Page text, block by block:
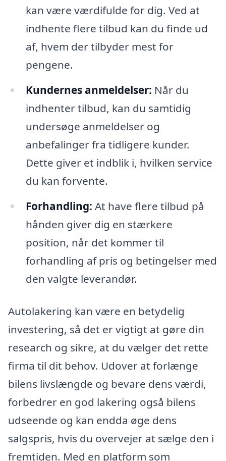
kan være værdifulde for dig. Ved at
indhente flere tilbud kan du finde ud
af, hvem der tilbyder mest for
pengene.
Kundernes anmeldelser: Når du
indhenter tilbud, kan du samtidig
undersøge anmeldelser og
anbefalinger fra tidligere kunder.
Dette giver et indblik i, hvilken service
du kan forvente.
Forhandling: At have flere tilbud på
hånden giver dig en stærkere
position, når det kommer til
forhandling af pris og betingelser med
den valgte leverandør.
Autolakering kan være en betydelig
investering, så det er vigtigt at gøre din
research og sikre, at du vælger det rette
firma til dit behov. Udover at forlænge
bilens livslængde og bevare dens værdi,
forbedrer en god lakering også bilens
udseende og kan endda øge dens
salgspris, hvis du overvejer at sælge den i
fremtiden. Med en platform som